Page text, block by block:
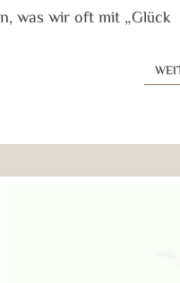
was wir oft mit